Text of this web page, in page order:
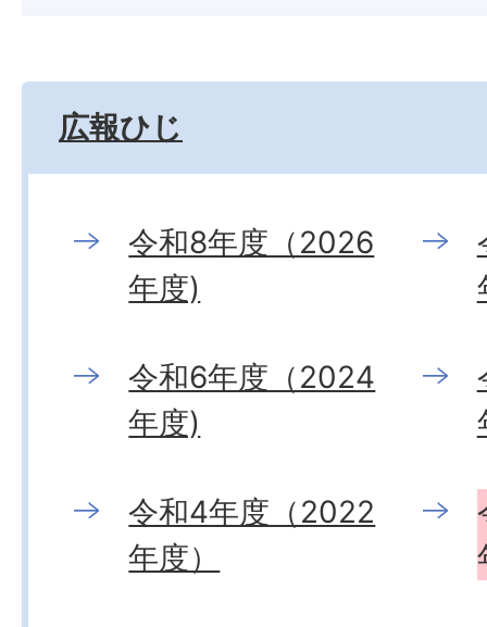
広報ひじ
令和8年度（2026
年度)
令和6年度（2024
年度)
令和4年度（2022
年度）